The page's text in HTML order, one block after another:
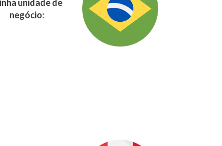
unidade de
negócio: